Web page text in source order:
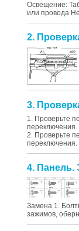
Освещение:
или провода
2.
3.
1. Проверьте
2. Проверьте
4. Панель.
Замена 1.
зажимов,